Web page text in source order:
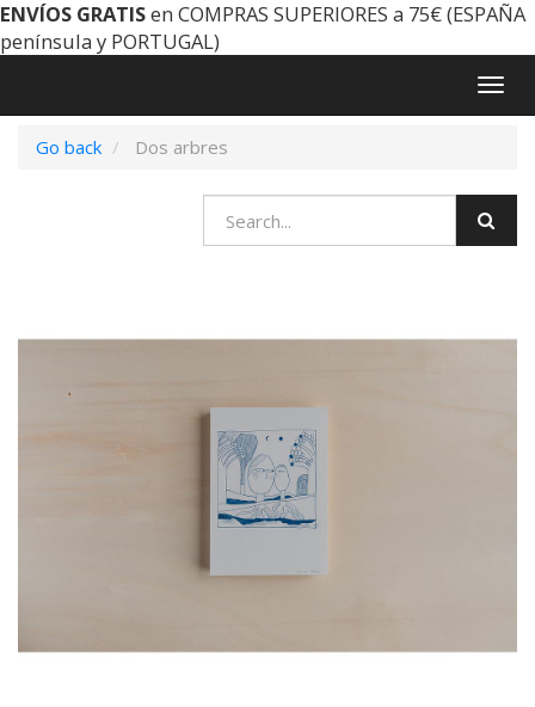
ENVÍOS GRATISen COMPRAS SUPERIORES a 75€ (ESPAÑA
península y PORTUGAL)
Go back
Dos arbres